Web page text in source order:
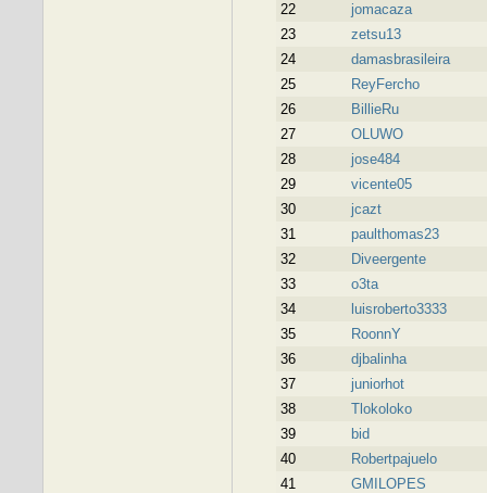
22
jomacaza
23
zetsu13
24
damasbrasileira
25
ReyFercho
26
BillieRu
27
OLUWO
28
jose484
29
vicente05
30
jcazt
31
paulthomas23
32
Diveergente
33
o3ta
34
luisroberto3333
35
RoonnY
36
djbalinha
37
juniorhot
38
Tlokoloko
39
bid
40
Robertpajuelo
41
GMILOPES